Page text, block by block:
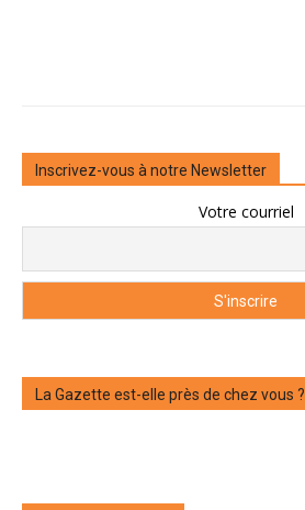
Inscrivez-vous à notre Newsletter
Votre courriel
La Gazette est-elle près de chez vous ?